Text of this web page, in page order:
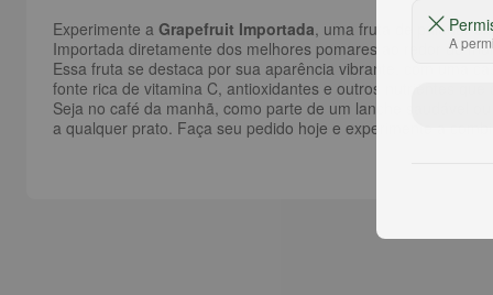
Experimente a Grapefruit Importada, uma fruta de paladar
Importada diretamente dos melhores pomares ao redor do
Essa fruta se destaca por sua aparência vibrante, com uma
fonte rica de vitamina C, antioxidantes e outros nutrientes
Seja no café da manhã, como parte de um lanche saudável
a qualquer prato. Faça seu pedido hoje e experimente a
A